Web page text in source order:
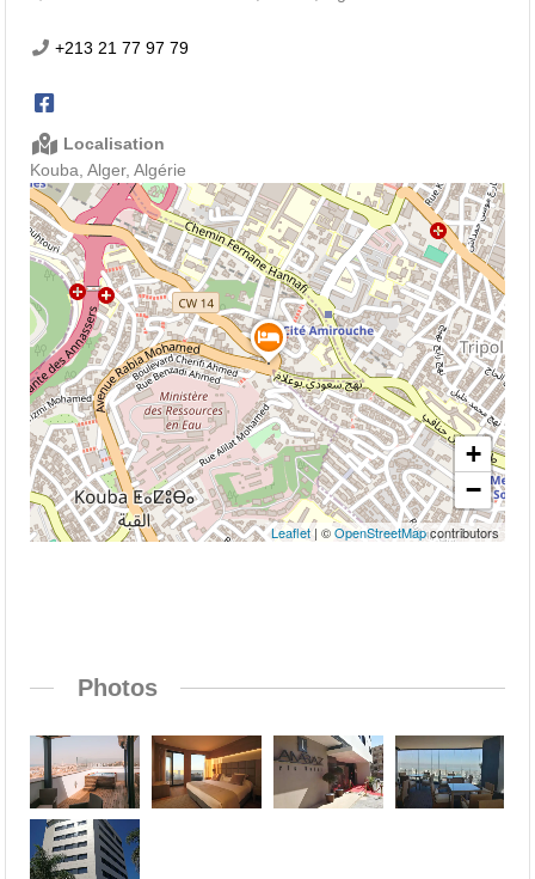
+213 21 77 97 79
Localisation
Kouba, Alger, Algérie
+
−
Leaflet| ©OpenStreetMapcontributors
Photos